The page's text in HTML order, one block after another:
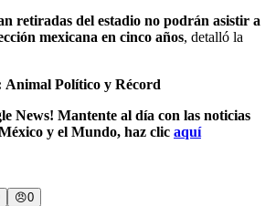
retiradas del estadio no podrán asistir a
mexicana en cinco años, detalló la
Político y Récord
News! Mantente al día con las noticias
y el Mundo, haz clic aquí
😠0